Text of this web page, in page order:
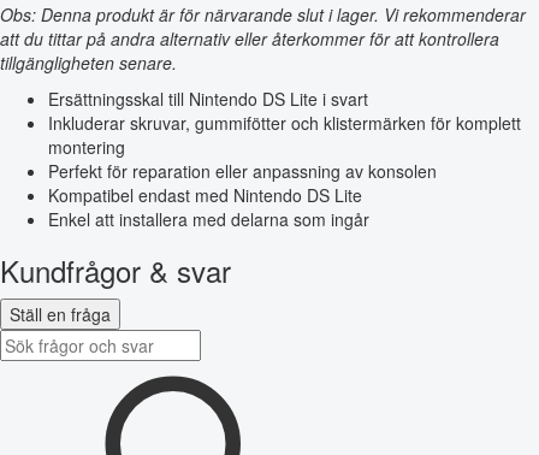
Obs: Denna produkt är för närvarande slut i lager. Vi rekommenderar
att du tittar på andra alternativ eller återkommer för att kontrollera
tillgängligheten senare.
Ersättningsskal till Nintendo DS Lite i svart
Inkluderar skruvar, gummifötter och klistermärken för komplett
montering
Perfekt för reparation eller anpassning av konsolen
Kompatibel endast med Nintendo DS Lite
Enkel att installera med delarna som ingår
Kundfrågor & svar
Ställ en fråga